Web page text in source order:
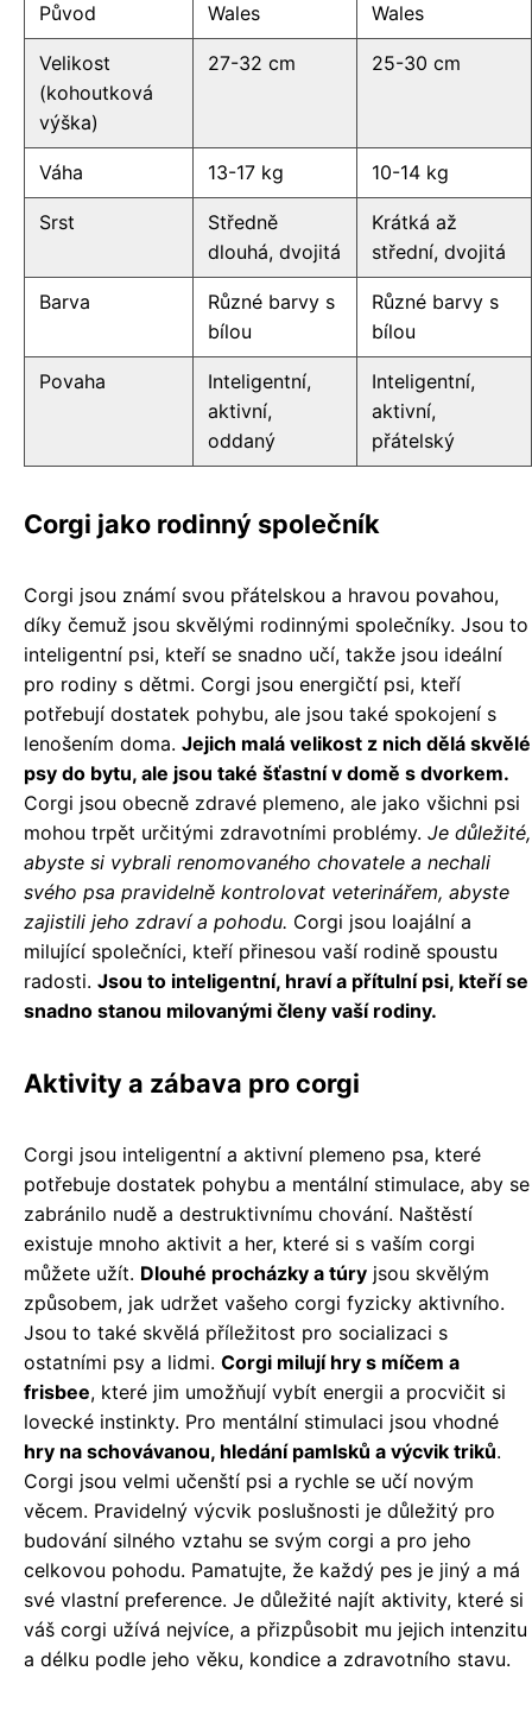
Původ Wales Wales
Velikost
(kohoutková
výška)
27-32 cm 25-30 cm
Váha 13-17 kg 10-14 kg
Srst
Středně
dlouhá, dvojitá
Krátká až
střední, dvojitá
Barva
Různé barvy s
bílou
Různé barvy s
bílou
Povaha
Inteligentní,
aktivní,
oddaný
Inteligentní,
aktivní,
přátelský
Corgi jako rodinný společník
Corgi jsou známí svou přátelskou a hravou povahou,
díky čemuž jsou skvělými rodinnými společníky. Jsou to
inteligentní psi, kteří se snadno učí, takže jsou ideální
pro rodiny s dětmi. Corgi jsou energičtí psi, kteří
potřebují dostatek pohybu, ale jsou také spokojení s
lenošením doma. Jejich malá velikost z nich dělá skvělé
psy do bytu, ale jsou také šťastní v domě s dvorkem.
Corgi jsou obecně zdravé plemeno, ale jako všichni psi
mohou trpět určitými zdravotními problémy. Je důležité,
abyste si vybrali renomovaného chovatele a nechali
svého psa pravidelně kontrolovat veterinářem, abyste
zajistili jeho zdraví a pohodu. Corgi jsou loajální a
milující společníci, kteří přinesou vaší rodině spoustu
radosti. Jsou to inteligentní, hraví a přítulní psi, kteří se
snadno stanou milovanými členy vaší rodiny.
Aktivity a zábava pro corgi
Corgi jsou inteligentní a aktivní plemeno psa, které
potřebuje dostatek pohybu a mentální stimulace, aby se
zabránilo nudě a destruktivnímu chování. Naštěstí
existuje mnoho aktivit a her, které si s vaším corgi
můžete užít. Dlouhé procházky a túry jsou skvělým
způsobem, jak udržet vašeho corgi fyzicky aktivního.
Jsou to také skvělá příležitost pro socializaci s
ostatními psy a lidmi. Corgi milují hry s míčem a
frisbee, které jim umožňují vybít energii a procvičit si
lovecké instinkty. Pro mentální stimulaci jsou vhodné
hry na schovávanou, hledání pamlsků a výcvik triků.
Corgi jsou velmi učenští psi a rychle se učí novým
věcem. Pravidelný výcvik poslušnosti je důležitý pro
budování silného vztahu se svým corgi a pro jeho
celkovou pohodu. Pamatujte, že každý pes je jiný a má
své vlastní preference. Je důležité najít aktivity, které si
váš corgi užívá nejvíce, a přizpůsobit mu jejich intenzitu
a délku podle jeho věku, kondice a zdravotního stavu.